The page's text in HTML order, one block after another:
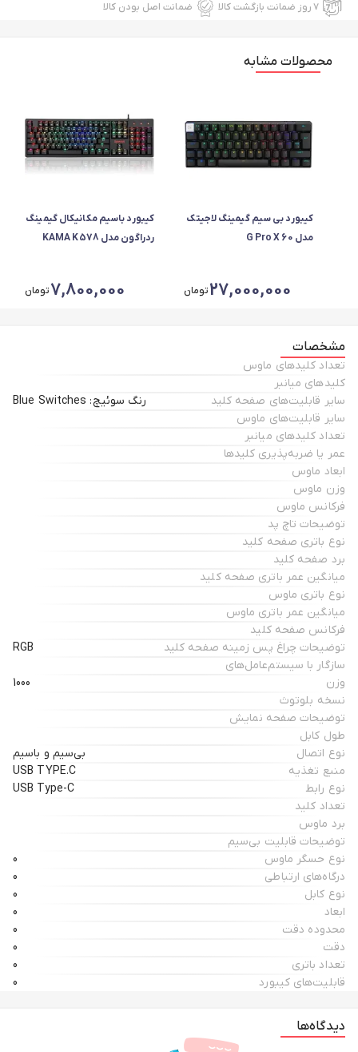
۷ روز ضمانت بازگشت کالا ضمانت اصل بودن کالا
محصولات مشابه
کیبورد بی سیم گیمینگ لاجیتک
مدل G Pro X 60
27,000,000تومان
کیبورد باسیم مکانیکال گیمینگ
ردراگون مدل KAMA K578
7,800,000تومان
مشخصات
تعداد کلیدهای ماوس
کلیدهای میانبر
سایر قابلیت‌های صفحه کلید
رنگ سوئیچ: Blue Switches
سایر قابلیت‌های ماوس
تعداد کلیدهای میانبر
عمر یا ضربه‌پذیری کلیدها
ابعاد ماوس
وزن ماوس
فرکانس ماوس
توضیحات تاچ پد
نوع باتری صفحه کلید
برد صفحه کلید
میانگین عمر باتری صفحه کلید
نوع باتری ماوس
میانگین عمر باتری ماوس
فرکانس صفحه کلید
توضیحات چراغ‌ پس زمینه صفحه کلید
RGB
سازگار با سیستم‌عامل‌های
وزن
1000
نسخه بلوتوث
توضیحات صفحه نمایش
طول کابل
نوع اتصال
بی‌سیم و باسیم
منبع تغذیه
USB TYPE.C
نوع رابط
USB Type-C
تعداد کلید
برد ماوس
توضیحات قابلیت بی‌سیم
نوع حسگر ماوس
0
درگاه‌های ارتباطی
0
نوع کابل
0
ابعاد
0
محدوده دقت
0
دقت
0
تعداد باتری
0
قابلیت‌های کیبورد
0
دیدگاه‌ها